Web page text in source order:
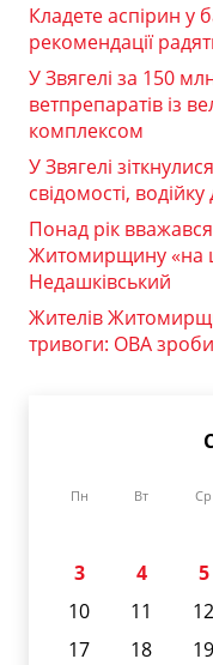
Кладете аспірин у
рекомендації
У Звягелі за 150
ветпрепаратів із
комплексом
У Звягелі
свідомості,
Понад рік
Житомирщину «на
Недашківський
Жителів
тривоги: ОВА
Пн Вт Ср
3
4 5
10
11 12
17
18 19